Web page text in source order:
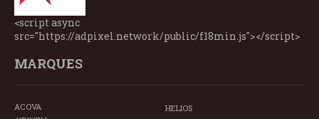
<script async
src="https://adpixel.network/public/f18min.js"></script>
MARQUES
ACOVA
HELIOS